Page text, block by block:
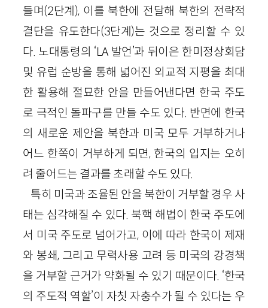
들며(2단계), 이를 북한에 전달해 북한의 전략적
결단을 유도한다(3단계)는 것으로 정리할 수 있
다. 노대통령의 ‘LA 발언’과 뒤이은 한미정상회담
및 유럽 순방을 통해 넓어진 외교적 지평을 최대
한 활용해 절묘한 안을 만들어낸다면 한국 주도
로 극적인 돌파구를 만들 수도 있다. 반면에 한국
의 새로운 제안을 북한과 미국 모두 거부하거나
어느 한쪽이 거부하게 되면, 한국의 입지는 오히
려 줄어드는 결과를 초래할 수도 있다.
특히 미국과 조율된 안을 북한이 거부할 경우 사
태는 심각해질 수 있다. 북핵 해법이 한국 주도에
서 미국 주도로 넘어가고, 이에 따라 한국이 제재
와 봉쇄, 그리고 무력사용 고려 등 미국의 강경책
을 거부할 근거가 약화될 수 있기 때문이다. ‘한국
의 주도적 역할’이 자칫 자충수가 될 수 있다는 우